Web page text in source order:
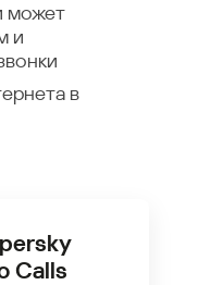
может
и
в
Calls